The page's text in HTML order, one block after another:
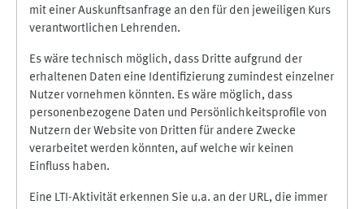
mit einer Auskunftsanfrage an den für den jeweiligen Kurs
verantwortlichen Lehrenden.
Es wäre technisch möglich, dass Dritte aufgrund der
erhaltenen Daten eine Identifizierung zumindest einzelner
Nutzer vornehmen könnten. Es wäre möglich, dass
personenbezogene Daten und Persönlichkeitsprofile von
Nutzern der Website von Dritten für andere Zwecke
verarbeitet werden könnten, auf welche wir keinen
Einfluss haben.
Eine LTI-Aktivität erkennen Sie u.a. an der URL, die immer